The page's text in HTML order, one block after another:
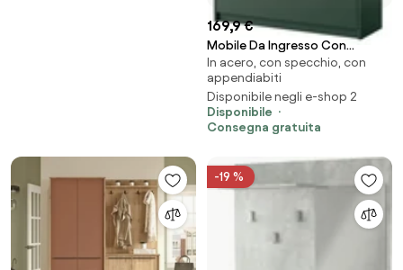
169,9 €
Mobile Da Ingresso Con
Scarpiera Appendiabiti E
Specchio Lind Verde
In acero, con specchio, con
appendiabiti
Disponibile negli e-shop 2
Disponibile
Consegna gratuita
-19 %